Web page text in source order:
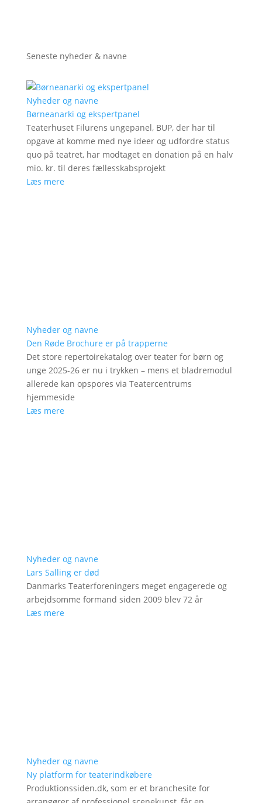
Seneste nyheder & navne
Nyheder og navne
Børneanarki og ekspertpanel
Teaterhuset Filurens ungepanel, BUP, der har til
opgave at komme med nye ideer og udfordre status
quo på teatret, har modtaget en donation på en halv
mio. kr. til deres fællesskabsprojekt
Læs mere
Nyheder og navne
Den Røde Brochure er på trapperne
Det store repertoirekatalog over teater for børn og
unge 2025-26 er nu i trykken – mens et bladremodul
allerede kan opspores via Teatercentrums
hjemmeside
Læs mere
Nyheder og navne
Lars Salling er død
Danmarks Teaterforeningers meget engagerede og
arbejdsomme formand siden 2009 blev 72 år
Læs mere
Nyheder og navne
Ny platform for teaterindkøbere
Produktionssiden.dk, som er et branchesite for